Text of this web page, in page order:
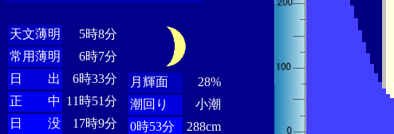
天文薄明
5時8分
常用薄明
6時7分
日 出
6時33分
正 中 11時51分
日 没
17時9分
月輝面
28%
潮回り
小潮
0時53分
288cm